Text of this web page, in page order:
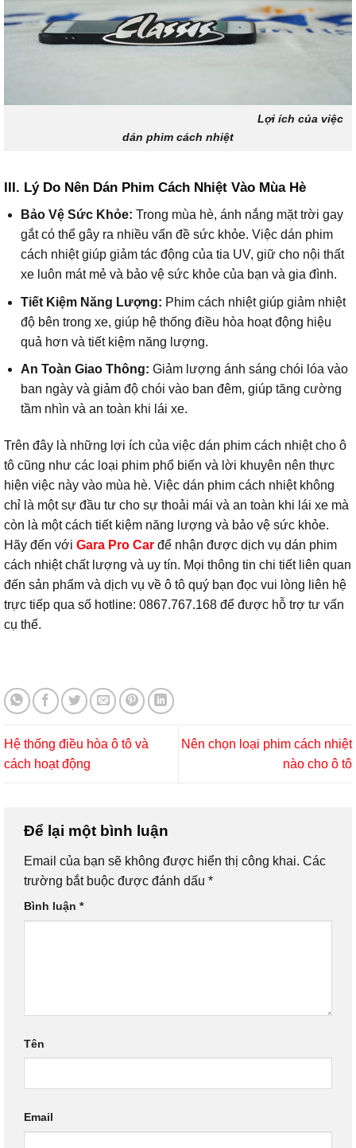
Lợi ích của việc
dán phim cách nhiệt
III. Lý Do Nên Dán Phim Cách Nhiệt Vào Mùa Hè
Bảo Vệ Sức Khỏe: Trong mùa hè, ánh nắng mặt trời gay
gắt có thể gây ra nhiều vấn đề sức khỏe. Việc dán phim
cách nhiệt giúp giảm tác động của tia UV, giữ cho nội thất
xe luôn mát mẻ và bảo vệ sức khỏe của bạn và gia đình.
Tiết Kiệm Năng Lượng: Phim cách nhiệt giúp giảm nhiệt
độ bên trong xe, giúp hệ thống điều hòa hoạt động hiệu
quả hơn và tiết kiệm năng lượng.
An Toàn Giao Thông: Giảm lượng ánh sáng chói lóa vào
ban ngày và giảm độ chói vào ban đêm, giúp tăng cường
tầm nhìn và an toàn khi lái xe.
Trên đây là những lợi ích của việc dán phim cách nhiệt cho ô
tô cũng như các loại phim phổ biến và lời khuyên nên thực
hiện việc này vào mùa hè. Việc dán phim cách nhiệt không
chỉ là một sự đầu tư cho sự thoải mái và an toàn khi lái xe mà
còn là một cách tiết kiệm năng lượng và bảo vệ sức khỏe.
Hãy đến với Gara Pro Car để nhận được dịch vụ dán phim
cách nhiệt chất lượng và uy tín. Mọi thông tin chi tiết liên quan
đến sản phẩm và dịch vụ về ô tô quý bạn đọc vui lòng liên hệ
trực tiếp qua số hotline: 0867.767.168 để được hỗ trợ tư vấn
cụ thể.
Hệ thống điều hòa ô tô và
cách hoạt động
Nên chọn loại phim cách nhiệt
nào cho ô tô
Để lại một bình luận
Email của bạn sẽ không được hiển thị công khai. Các
trường bắt buộc được đánh dấu *
Bình luận *
Tên
Email